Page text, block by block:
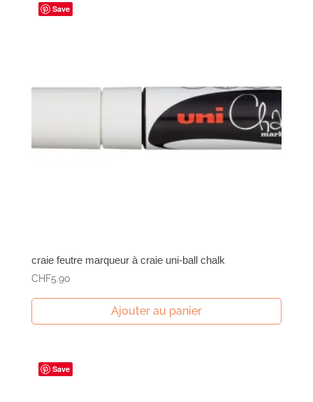
Save
craie feutre marqueur à craie uni-ball chalk
CHF5.90
Ajouter au panier
Save